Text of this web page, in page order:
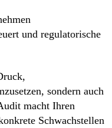
und regulatorische
sondern auch
macht Ihren
Schwachstellen